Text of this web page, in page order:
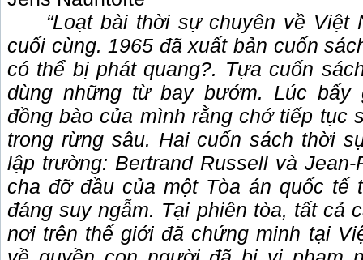
“Loạt bài thời sự chuyên về
cuối cùng. 1965 đã xuất bản cuốn
có thể bị phát quang?. Tựa cuốn
dùng những từ bay bướm. Lúc bấy
đồng bào của mình rằng chớ tiếp tục
trong rừng sâu. Hai cuốn sách thời
lập trường: Bertrand Russell và
cha đỡ đầu của một Tòa án quốc tế
đáng suy ngẫm. Tại phiên tòa, tất cả
nơi trên thế giới đã chứng minh tại